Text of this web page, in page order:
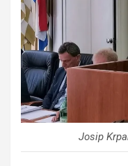
Josip